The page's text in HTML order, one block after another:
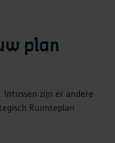
plan
Intussen zijn er andere
Ruimteplan